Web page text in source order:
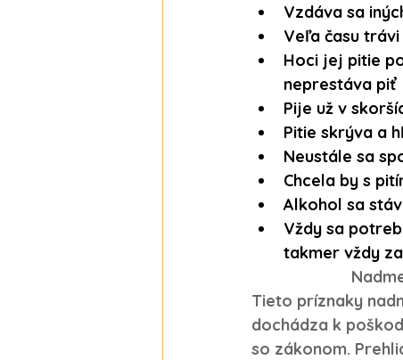
Vzdáva sa
Veľa času
Hoci jej pitie
neprestáva piť
Pije už v
Pitie skrýva a
Neustále sa
Chcela by s
Alkohol sa
Vždy sa
takmer vždy
Tieto príznaky
dochádza k
so zákonom.